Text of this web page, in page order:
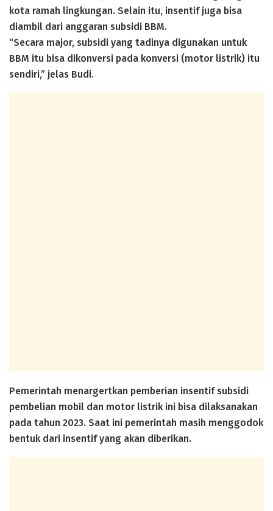
kota ramah lingkungan. Selain itu, insentif juga bisa
diambil dari anggaran subsidi BBM.
“Secara major, subsidi yang tadinya digunakan untuk
BBM itu bisa dikonversi pada konversi (motor listrik) itu
sendiri,” jelas Budi.
Pemerintah menargertkan pemberian insentif subsidi
pembelian mobil dan motor listrik ini bisa dilaksanakan
pada tahun 2023. Saat ini pemerintah masih menggodok
bentuk dari insentif yang akan diberikan.